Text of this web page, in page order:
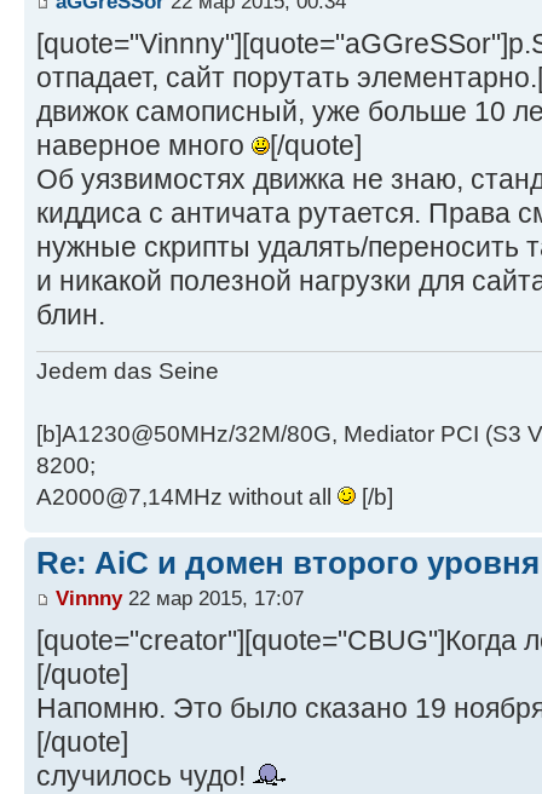
отпадает, сайт порутать
движок самописный, уже больше 10
наверное много
[/quote]
Об уязвимостях движка не знаю,
киддиса с античата рутается. Права
нужные скрипты удалять/переносить
и никакой полезной нагрузки для
блин.
Jedem das Seine
[b]A1230@50MHz/32M/80G, Mediator PCI (S3
8200;
A2000@7,14MHz without all
[/b]
Re: AiC и домен второго уровня
Vinnny22 мар 2015, 17:07
[quote="creator"][quote="CBUG"]Когда
[/quote]
Напомню. Это было сказано 19
[/quote]
случилось чудо!